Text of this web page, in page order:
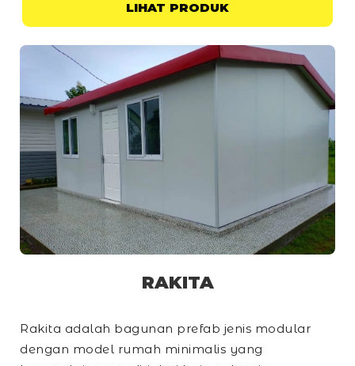
LIHAT PRODUK
RAKITA
Rakita adalah bagunan prefab jenis modular
dengan model rumah minimalis yang